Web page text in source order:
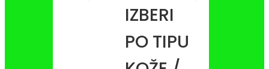
IZBERI
PO TIPU